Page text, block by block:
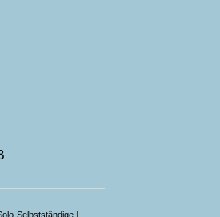
Selbstständige |